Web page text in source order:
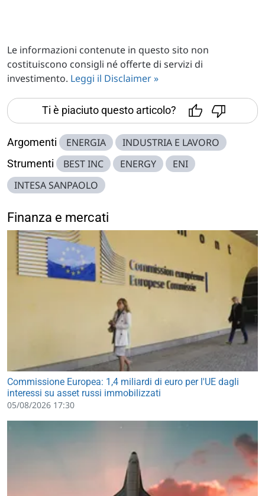
Le informazioni contenute in questo sito non
costituiscono consigli né offerte di servizi di
investimento. Leggi il Disclaimer »
Ti è piaciuto questo articolo?
Argomenti ENERGIA INDUSTRIA E LAVORO
Strumenti BEST INC ENERGY
ENI
INTESA SANPAOLO
Finanza e mercati
Commissione Europea: 1,4 miliardi di euro per l'UE dagli
interessi su asset russi immobilizzati
05/08/2026 17:30